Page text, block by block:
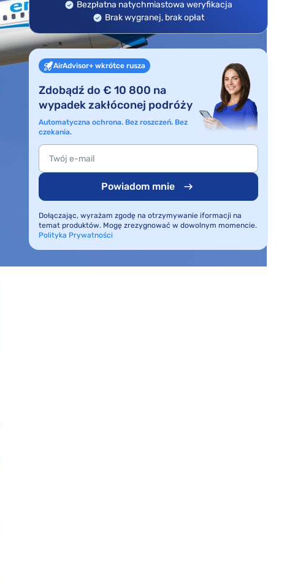
Bezpłatna natychmiastowa weryfikacja
Brak wygranej, brak opłat
AirAdvisor+ wkrótce rusza
Zdobądź do € 10 800 na
wypadek zakłóconej podróży
Automatyczna ochrona. Bez roszczeń. Bez
czekania.
Powiadom mnie
Dołączając, wyrażam zgodę na otrzymywanie iformacji na
temat produktów. Mogę zrezygnować w dowolnym momencie.
Polityka Prywatności